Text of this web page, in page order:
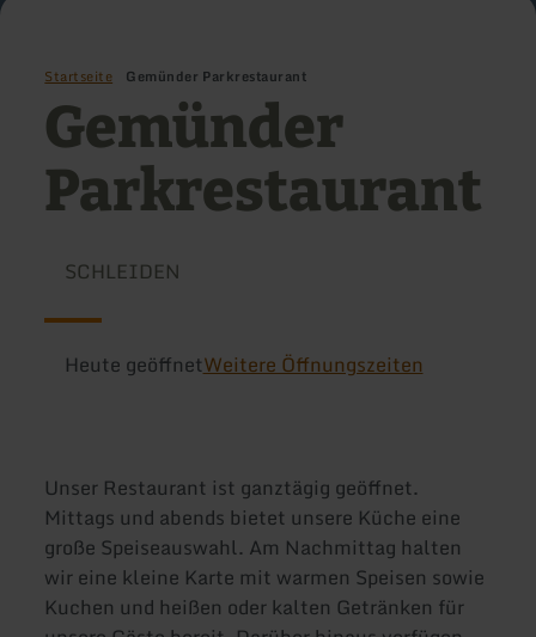
Startseite Gemünder Parkrestaurant
Gemünder
Parkrestaurant
SCHLEIDEN
Heute geöffnetWeitere Öffnungszeiten
Unser Restaurant ist ganztägig geöffnet.
Mittags und abends bietet unsere Küche eine
große Speiseauswahl. Am Nachmittag halten
wir eine kleine Karte mit warmen Speisen sowie
Kuchen und heißen oder kalten Getränken für